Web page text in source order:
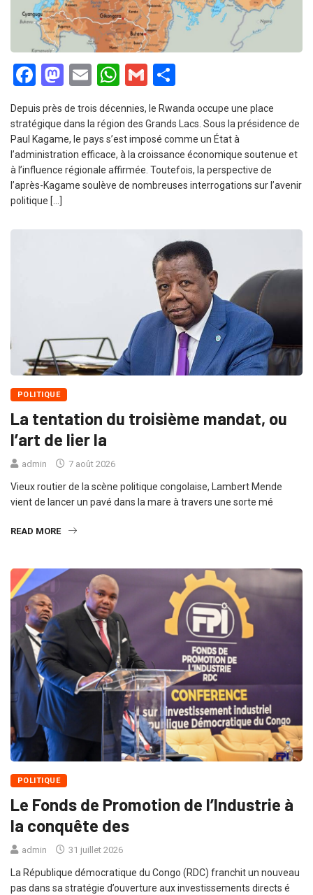
Facebook
Mastodon
EmailWhatsApp
Gmail
Depuis près de trois décennies, le Rwanda occupe une place
stratégique dans la région des Grands Lacs. Sous la présidence de
Paul Kagame, le pays s’est imposé comme un État à
l’administration efficace, à la croissance économique soutenue et
à l’influence régionale affirmée. Toutefois, la perspective de
l’après-Kagame soulève de nombreuses interrogations sur l’avenir
politique […]
POLITIQUE
La tentation du troisième mandat, ou
l’art de lier la
admin 7 août 2026
Vieux routier de la scène politique congolaise, Lambert Mende
vient de lancer un pavé dans la mare à travers une sorte mé
READ MORE
POLITIQUE
Le Fonds de Promotion de l’Industrie à
la conquête des
admin 31 juillet 2026
La République démocratique du Congo (RDC) franchit un nouveau
pas dans sa stratégie d’ouverture aux investissements directs é